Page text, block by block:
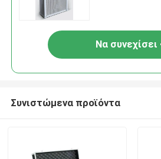
Να συνεχίσει
Συνιστώμενα προϊόντα